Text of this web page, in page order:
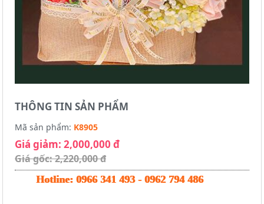
THÔNG TIN SẢN PHẨM
Mã sản phẩm: K8905
Giá giảm: 2,000,000 đ
Giá gốc: 2,220,000 đ
Hotline: 0966 341 493 - 0962 794 486